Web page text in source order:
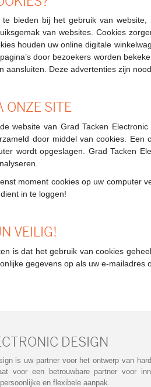
bieden bij het gebruik van
van websites. Cookies
houden uw online digitale
door bezoekers worden
aansluiten. Deze advertenties zijn
ONZE SITE
website van Grad Tacken
door middel van cookies.
wordt opgeslagen. Grad Tacken
moment cookies op uw computer
in te loggen!
VEILIG!
is dat het gebruik van cookies
gegevens op als uw e-
DESIGN
is uw partner voor het ontwerp van
voor een betrouwbare partner voor
en flexibele aanpak.